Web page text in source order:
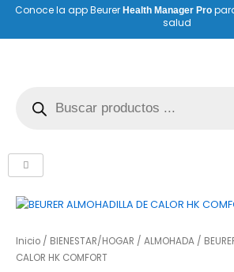
contenido
Conoce la app Beurer Health Manager Pro
salud
productos
Inicio / BIENESTAR/HOGAR / ALMOHADA /
CALOR HK COMFORT
BEURER
DE
CALOR